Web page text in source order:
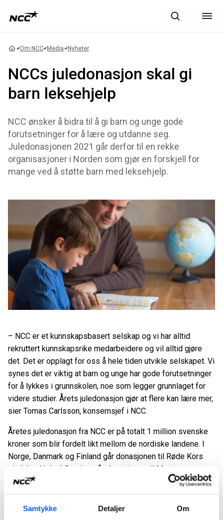
Samtykke Detaljer Om
Om NCC Media Nyheter
NCCs juledonasjon skal gi
barn leksehjelp
NCC ønsker å bidra til å gi barn og unge gode
forutsetninger for å lære og utdanne seg.
Juledonasjonen 2021 går derfor til en rekke
organisasjoner i Norden som gjør en forskjell for
mange ved å støtte barn med leksehjelp.
– NCC er et kunnskapsbasert selskap og vi har alltid
rekruttert kunnskapsrike medarbeidere og vil alltid gjøre
det. Det er opplagt for oss å hele tiden utvikle selskapet. Vi
synes det er viktig at barn og unge har gode forutsetninger
for å lykkes i grunnskolen, noe som legger grunnlaget for
videre studier. Årets juledonasjon gjør at flere kan lære mer,
sier Tomas Carlsson, konsernsjef i NCC.
Åretes juledonasjon fra NCC er på totalt 1 million svenske
kroner som blir fordelt likt mellom de nordiske landene. I
Norge, Danmark og Finland går donasjonen til Røde Kors
sin leksehjelp. I Sverige går donasjonen til Mattecentrum.
– Mange barn og unge i Norge får ikke den hjelpen de
avgjørende for å henge med, ser vi at mulighetene for å